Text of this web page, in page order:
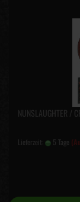
NUNSLAUGHTER /
Lieferzeit: 5 Tage